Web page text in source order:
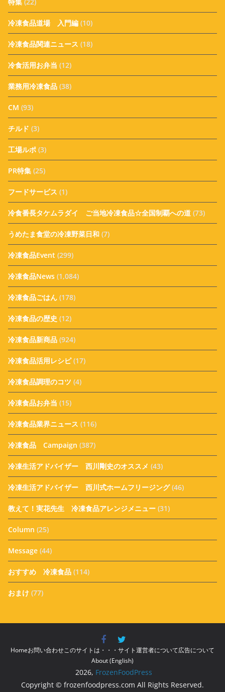
冷凍食品道場 入門編 (10)
冷凍食品関連ニュース (18)
冷食活用お弁当 (12)
業務用冷凍食品 (38)
CM (93)
チルド (3)
工場ルポ (3)
PR特集 (25)
フードサービス (1)
冷食番長タケムラダイ ご当地冷凍食品☆全国制覇への道 (73)
うめたま食堂の冷凍野菜日和 (7)
冷凍食品Event (299)
冷凍食品News (1,084)
冷凍食品ごはん (178)
冷凍食品の歴史 (12)
冷凍食品新商品 (924)
冷凍食品活用レシピ(17)
冷凍食品調理のコツ (4)
冷凍食品お弁当 (15)
冷凍食品業界ニュース (116)
冷凍食品 Campaign (387)
冷凍生活アドバイザー 西川剛史のオススメ (43)
冷凍生活アドバイザー 西川式ホームフリージング(46)
教えて！実花先生 冷凍食品アレンジメニュー (31)
Column (25)
Message (44)
おすすめ 冷凍食品 (114)
おまけ (77)
Homeお問い合わせこのサイトは・・・ サイト運営者について広告について
About (English)
2026, FrozenFoodPress
Copyright © frozenfoodpress.com All Rights Reserved.